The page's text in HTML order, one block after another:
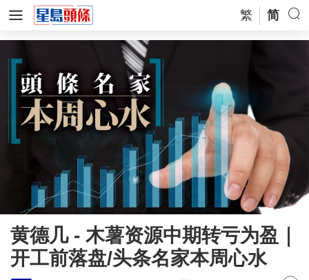
繁 简
黄德几 - 木薯资源中期转亏为盈｜
开工前落盘/头条名家本周心水